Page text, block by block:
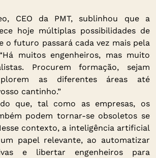
CEO da PMT, sublinhou que a
hoje múltiplas possibilidades de
o futuro passará cada vez mais pela
muitos engenheiros, mas muito
Procurem formação, sejam
as diferentes áreas até
cantinho.”
que, tal como as empresas, os
podem tornar-se obsoletos se
contexto, a inteligência artificial
papel relevante, ao automatizar
e libertar engenheiros para